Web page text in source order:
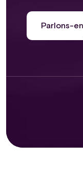
Parlons-en